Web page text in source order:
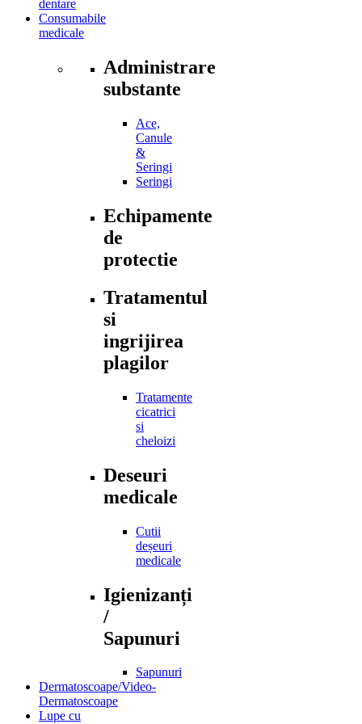
dentare
Consumabile
medicale
Administrare
substante
Ace,
Canule
&
Seringi
Seringi
Echipamente
de
protectie
Tratamentul
si
ingrijirea
plagilor
Tratamente
cicatrici
si
cheloizi
Deseuri
medicale
Cutii
deșeuri
medicale
Igienizanți
/
Sapunuri
Sapunuri
Dermatoscoape/Video-
Dermatoscoape
Lupe cu